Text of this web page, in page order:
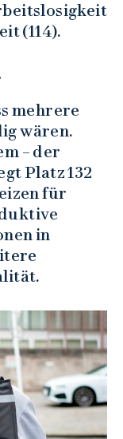
(114).
mehrere
wären.
– der
Platz 132
für
in